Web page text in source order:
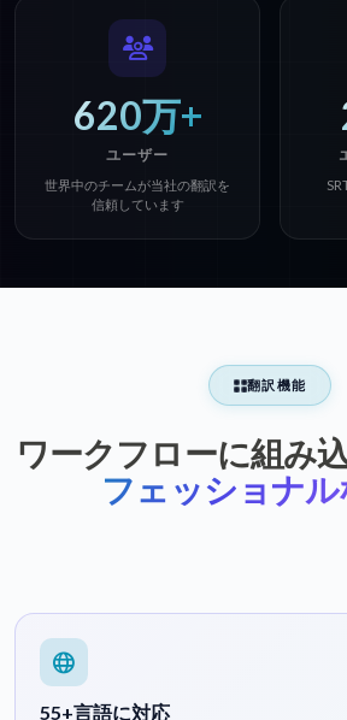
620万+
ユーザー
世界中のチームが当社の翻訳を
信頼しています
翻訳機能
ワークフローに組み
フェッショナ
55+言語に対応